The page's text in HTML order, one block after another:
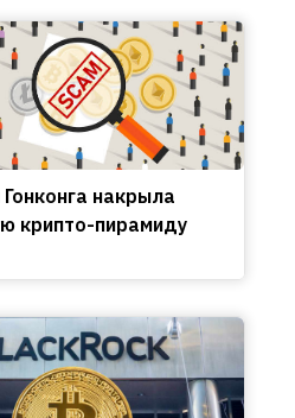
накрыла
крипто-пирамиду